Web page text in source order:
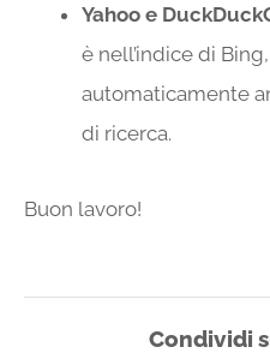
Yahoo e
è nell’indice di
automaticamente
di ricerca.
Buon lavoro!
Condividi